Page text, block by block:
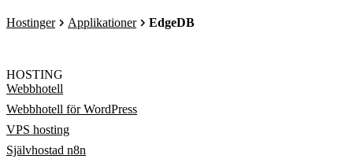
Hostinger Applikationer EdgeDB
HOSTING
Webbhotell
Webbhotell för WordPress
VPS hosting
Självhostad n8n